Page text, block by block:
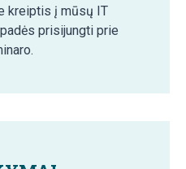
kreiptis į mūsų IT
prisijungti prie